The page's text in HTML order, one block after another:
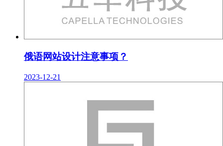
俄语网站设计注意事项？
2023-12-21